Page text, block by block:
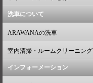
洗車について
ARAWANAの洗車
室内清掃・ルームクリーニング
インフォーメーション